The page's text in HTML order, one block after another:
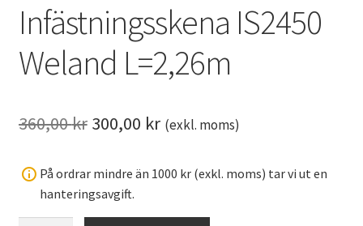
Infästningsskena IS2450
Weland L=2,26m
360,00kr Det
priset
300,00 krDet
priset
(exkl. moms)
På ordrar mindre än 1000 kr (exkl. moms) tar vi ut en
hanteringsavgift.